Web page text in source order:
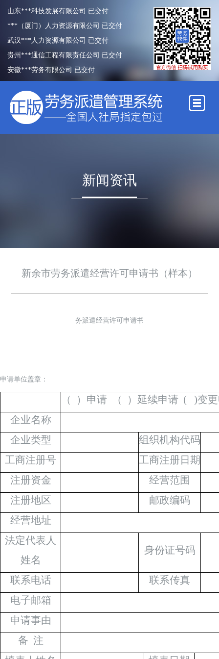
山东***科技发展有限公司 已交付
***（厦门）人力资源有限公司 已交付
武汉***人力资源有限公司 已交付
贵州***通信工程有限责任公司 已交付
安徽***劳务有限公司 已交付
***（上海）人力资源有限公司已交付
河南***人力资源服务有限公司 已交付
延安***劳务派遣有限公司 已交付
成都市***人劳务服务有限公司 已交付
天津***劳务工程公司 已交付
西藏***人力资源服务有限公司 已交付
四川省***人力资源管理有限公司 已交付
广东***劳务派遣有限公司 已交付
***（厦门）人力资源有限公司 已交付
武汉***人力资源有限公司 已交付
贵州***通信工程有限责任公司 已交付
安徽***劳务有限公司 已交付
***（上海）人力资源有限公司已交付
延安***劳务派遣有限公司 已交付
成都市***人劳务服务有限公司 已交付
天津市***劳务服务有限公司 已交付
中山市***人力资源有限公司 已交付
天津***劳务工程公司 已交付
青岛***人力资源服务有限公司 已交付
山西***劳务有限公司 已交付
***（北京）劳务服务有限公司 已交付
四川省***人力资源管理有限公司 已交付
新闻资讯
新余市劳务派遣经营许可申请书（样本）
务派遣经营许可申请书
申请单位盖章：
（ ）申请 （ ）延续申请 ( )变
企业名称
企业类型
组织机构代码
工商注册号
工商注册日期
注册资金
经营范围
注册地区
邮政编码
经营地址
法定代表人
姓名
身份证号码
联系电话
联系传真
电子邮箱
申请事由
备 注